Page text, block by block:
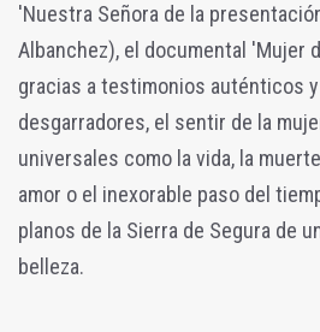
'Nuestra Señora de la
Albanchez), el documental 'Mujer
gracias a testimonios auténticos
desgarradores, el sentir de la
universales como la vida, la
amor o el inexorable paso del
planos de la Sierra de Segura de
belleza.